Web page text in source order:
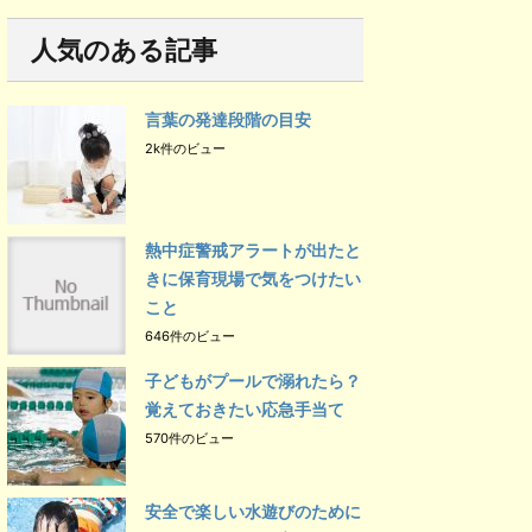
人気のある記事
言葉の発達段階の目安
2k件のビュー
熱中症警戒アラートが出たと
きに保育現場で気をつけたい
こと
646件のビュー
子どもがプールで溺れたら？
覚えておきたい応急手当て
570件のビュー
安全で楽しい水遊びのために